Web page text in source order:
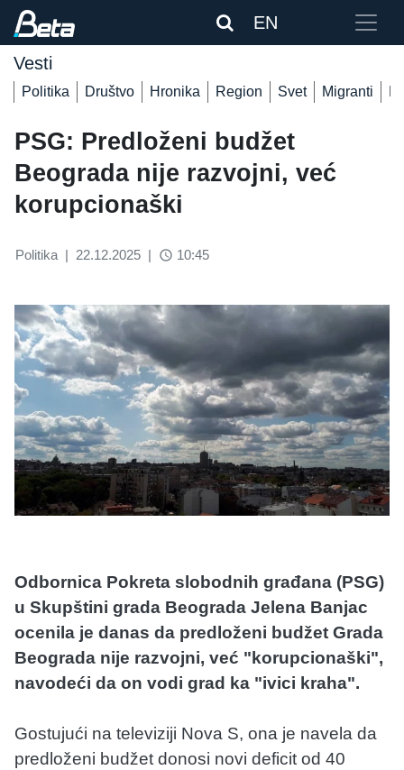
EN
Vesti
Politika Društvo Hronika Region Svet Migranti
PSG: Predloženi budžet
Beograda nije razvojni, već
korupcionaški
Politika | 22.12.2025 | access_time 10:45
Odbornica Pokreta slobodnih građana (PSG)
u Skupštini grada Beograda Jelena Banjac
ocenila je danas da predloženi budžet Grada
Beograda nije razvojni, već "korupcionaški",
navodeći da on vodi grad ka "ivici kraha".
Gostujući na televiziji Nova S, ona je navela da
predloženi budžet donosi novi deficit od 40